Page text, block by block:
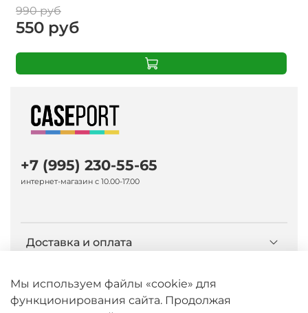
990 руб
550 руб
Доставка и оплата
О компании Caseport
+7 (995) 230-55-65
интернет-магазин с 10.00-17.00
Мы используем файлы «cookie» для
функционирования сайта. Продолжая